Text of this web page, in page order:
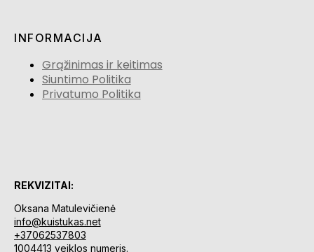
INFORMACIJA
Grąžinimas ir keitimas
Siuntimo Politika
Privatumo Politika
REKVIZITAI:
Oksana Matulevičienė
info@kuistukas.net
+37062537803
1004413 veiklos numeris.